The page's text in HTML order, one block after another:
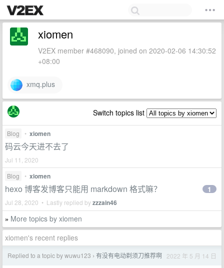
xiomen
V2EX member #468090, joined on 2020-02-06 14:30:52
+08:00
xmq.plus
Switch topics list
Blog • xiomen
码云今天进不去了
Jul 11, 2020
Blog
• xiomen
hexo 博客发博客只能用 markdown 格式嘛？
Jul 28, 2020 • Lastly replied byzzzain46
1
» More topics by xiomen
xiomen's recent replies
Replied to a topic by wuwu123 › 有没有电动剃须刀推荐啊 2022 年 5 月 14 日